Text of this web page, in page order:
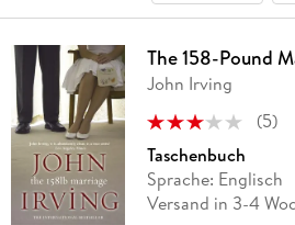
The 158-Pound
John Irving
(5)
Taschenbuch
Sprache: Englisch
Versand in 3-4